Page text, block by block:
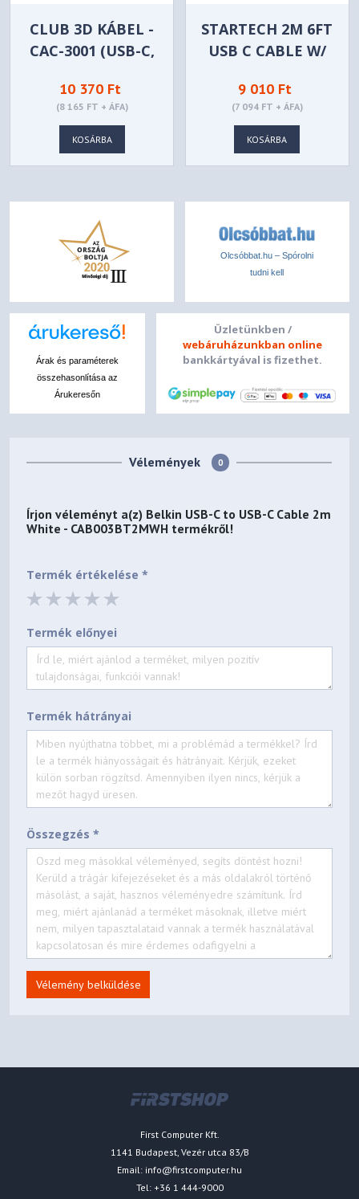
CLUB 3D KÁBEL -
CAC-3001 (USB-C,
4K60HZ, 2M,
FEHÉR)
10 370 Ft
(8 165 FT + ÁFA)
KOSÁRBA
STARTECH 2M 6FT
USB C CABLE W/
9 010 Ft
(7 094 FT + ÁFA)
KOSÁRBA
Olcsóbbat.hu – Spórolni
tudni kell
Árak és paraméterek
összehasonlítása az
Árukeresőn
Üzletünkben /
webáruházunkban online
bankkártyával is fizethet.
Vélemények 0
Írjon véleményt a(z) Belkin USB-C to USB-C Cable 2m
White - CAB003BT2MWH termékről!
Termék értékelése *
Termék előnyei
Termék hátrányai
Összegzés *
Vélemény belküldése
First Computer Kft.
1141 Budapest, Vezér utca 83/B
Email: info@firstcomputer.hu
Tel: +36 1 444-9000